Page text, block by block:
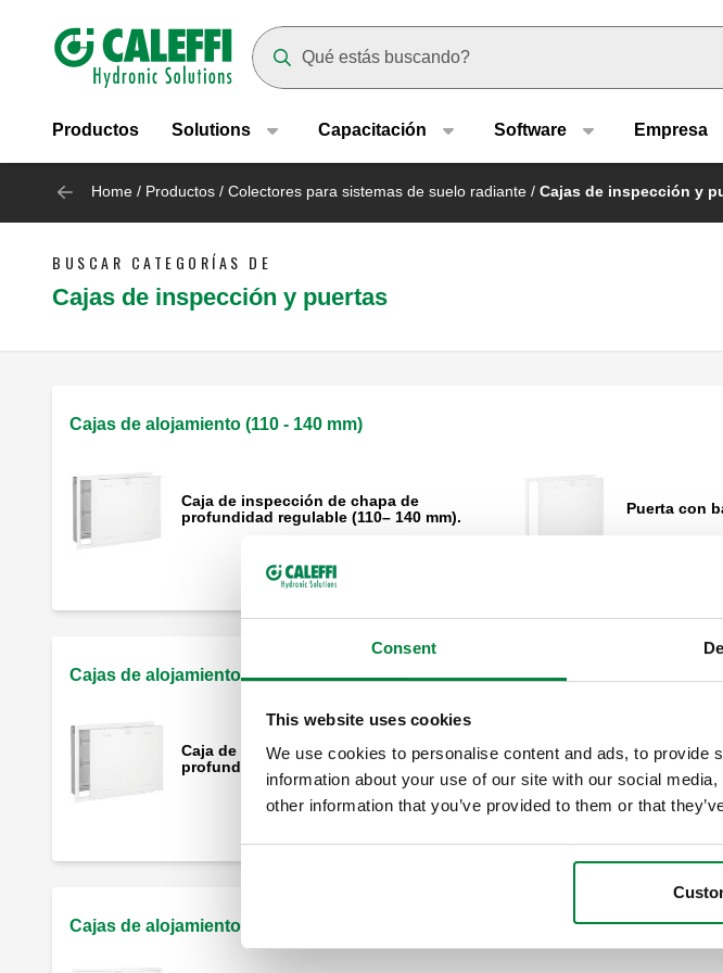
Consent
This website uses cookies
We use cookies to personalise content and ads, to
information about your use of our site with our social
other information that you’ve provided to them or that
Header main navigation
Productos Solutions Capacitación Software Empresa
Home / Productos / Colectores para sistemas de suelo radiante / Cajas de inspección y
BUSCAR CATEGORÍAS DE
Cajas de inspección y puertas
Cajas de alojamiento (110 - 140 mm)
Caja de inspección de chapa de
profundidad regulable (110– 140 mm).
Puerta con
Cajas de alojamiento (80 - 120 mm)
Caja de inspección de chapa de
profundidad regulable (80– 120 mm).
Puerta con
Cajas de alojamiento (110 - 150 mm)